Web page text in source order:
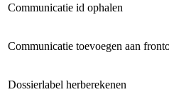
Communicatie id ophalen
Communicatie toevoegen aan
Dossierlabel herberekenen